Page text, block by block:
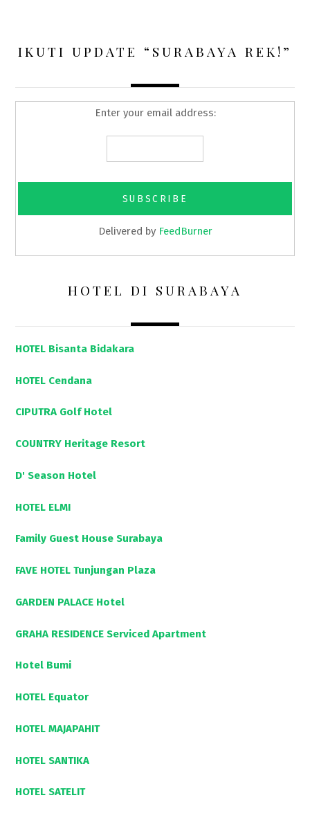
IKUTI UPDATE “SURABAYA REK!”
Enter your email address:
Delivered by FeedBurner
HOTEL DI SURABAYA
HOTEL Bisanta Bidakara
HOTEL Cendana
CIPUTRA Golf Hotel
COUNTRY Heritage Resort
D' Season Hotel
HOTEL ELMI
Family Guest House Surabaya
FAVE HOTEL Tunjungan Plaza
GARDEN PALACE Hotel
GRAHA RESIDENCE Serviced Apartment
Hotel Bumi
HOTEL Equator
HOTEL MAJAPAHIT
HOTEL SANTIKA
HOTEL SATELIT